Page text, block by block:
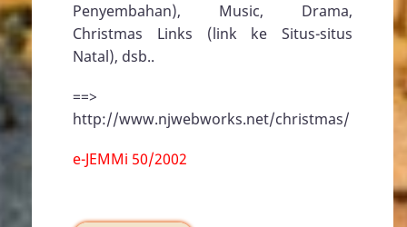
Penyembahan), Music, Drama,
Christmas Links (link ke Situs-situs
Natal), dsb..
==>
http://www.njwebworks.net/christmas/
e-JEMMi 50/2002